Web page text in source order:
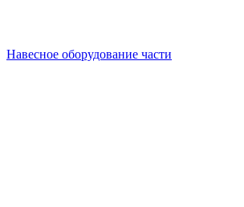
Навесное оборудование части